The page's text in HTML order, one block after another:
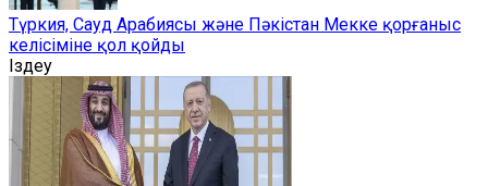
Түркия, Сауд Арабиясы және Пәкістан Мекке қорғаныс
келісіміне қол қойды
Іздеу